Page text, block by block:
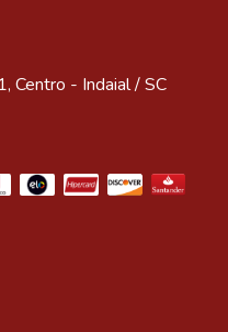
Centro - Indaial / SC